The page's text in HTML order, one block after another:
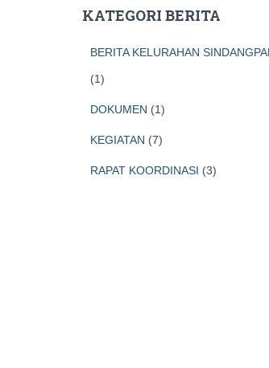
n
KATEGORI BERITA
BERITA KELURAHAN
(1)
DOKUMEN (1)
KEGIATAN (7)
RAPAT KOORDINASI (3)